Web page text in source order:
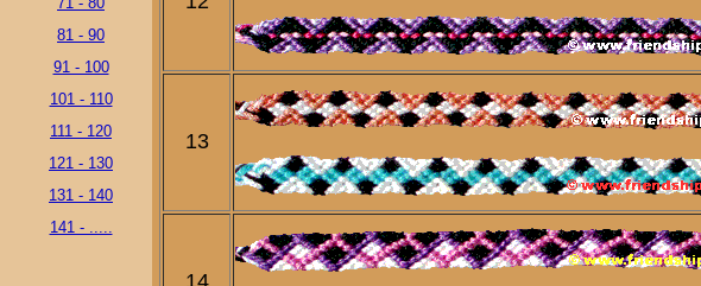
81 - 90
91 - 100
101 - 110
111 - 120
121 - 130
131 - 140
141 - .....
13
14